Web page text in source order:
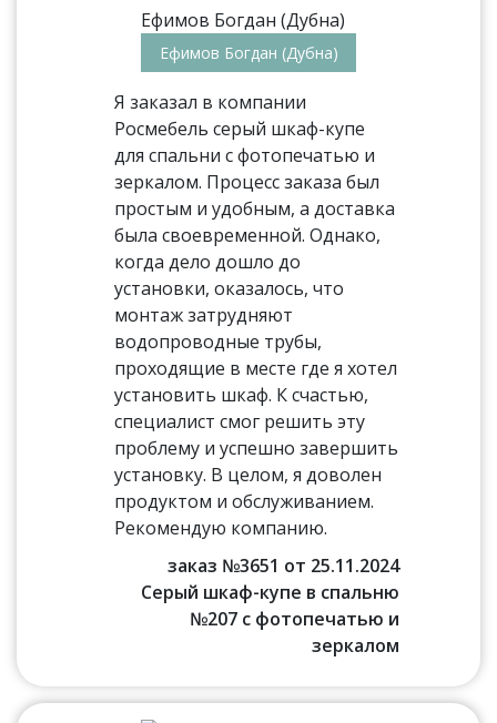
Ефимов Богдан (Дубна)
Я заказал в компании
Росмебель серый шкаф-купе
для спальни с фотопечатью и
зеркалом. Процесс заказа был
простым и удобным, а доставка
была своевременной. Однако,
когда дело дошло до
установки, оказалось, что
монтаж затрудняют
водопроводные трубы,
проходящие в месте где я хотел
установить шкаф. К счастью,
специалист смог решить эту
проблему и успешно завершить
установку. В целом, я доволен
продуктом и обслуживанием.
Рекомендую компанию.
заказ №3651 от 25.11.2024
Серый шкаф-купе в спальню
№207 с фотопечатью и
зеркалом